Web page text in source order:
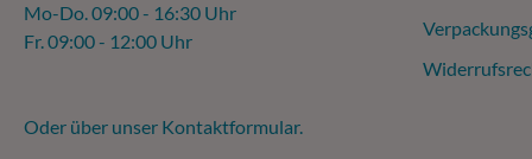
Mo-Do. 09:00 - 16:30 Uhr
Fr. 09:00 - 12:00 Uhr
Oder über unser Kontaktformular.